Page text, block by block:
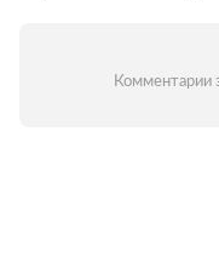
Комментарии